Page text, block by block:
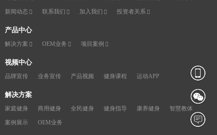
新闻动态 联系我们 加入我们 投资者关系
产品中心
解决方案 OEM业务 项目案例
视频中心
品牌宣传 业务宣传 产品视频 健身课程 运动APP
解决方案
家庭健身 商用健身 全民健身 健身指导 康养健身 智慧教体
案例展示 OEM业务